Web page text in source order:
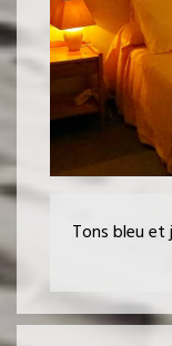
Tons bleu et